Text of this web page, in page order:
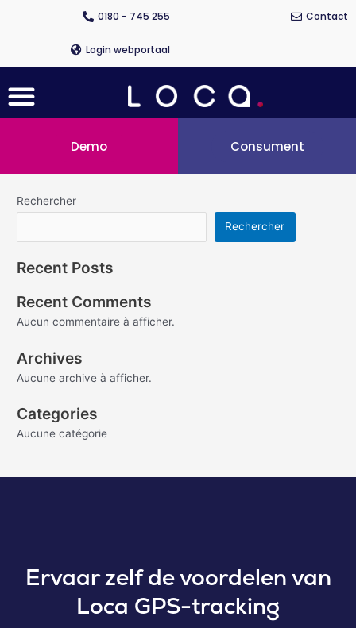
0180 - 745 255 Contact
Login webportaal
Menu
Demo Consument
Rechercher
Rechercher
Recent Posts
Recent Comments
Aucun commentaire à afficher.
Archives
Aucune archive à afficher.
Categories
Aucune catégorie
Ervaar zelf de voordelen van
Loca GPS-tracking